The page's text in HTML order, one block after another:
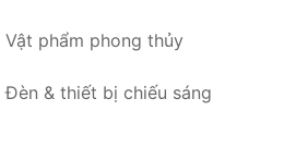
Vật phẩm phong thủy
Đèn & thiết bị chiếu sáng